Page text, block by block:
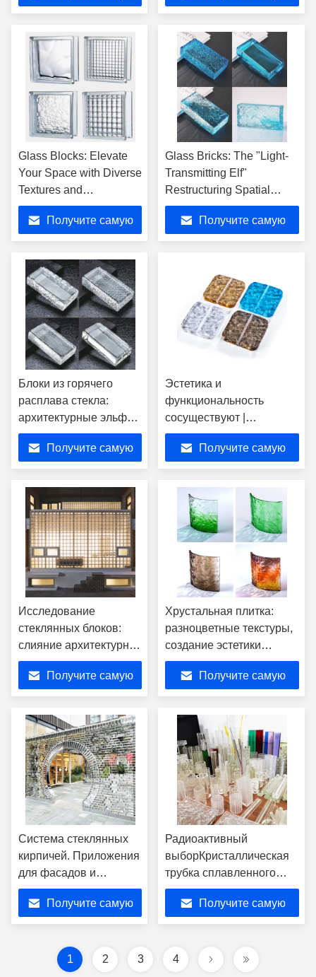
Glass Blocks: Elevate
Your Space with Diverse
Textures and
Unmatched Style
Получите самую
Glass Bricks: The "Light-
Transmitting Elf"
Restructuring Spatial
Aesthetics
Получите самую
Блоки из горячего
расплава стекла:
архитектурные эльфы,
преображающие
пространственную
эстетику
Получите самую
Эстетика и
функциональность
сосуществуют |
Стеклоблоки с узором
«Ледяной кристалл»:
художественный секрет
преобразования
пространства
Получите самую
Исследование
стеклянных блоков:
слияние архитектурной
эстетики и
функциональности
Получите самую
Хрустальная плитка:
разноцветные текстуры,
создание эстетики
пространственного
искусства потолков и
инсталляций
Получите самую
Система стеклянных
кирпичей. Приложения
для фасадов и
перегородок
Получите самую
Радиоактивный
выборКристаллическая
трубка сплавленного
искусственного стекла,
освещающая
пространственную
Получите самую
1 2 3 4